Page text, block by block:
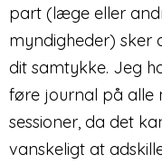
part (læge eller
myndigheder) sker
dit samtykke. Jeg
føre journal på alle
sessioner, da det
vanskeligt at